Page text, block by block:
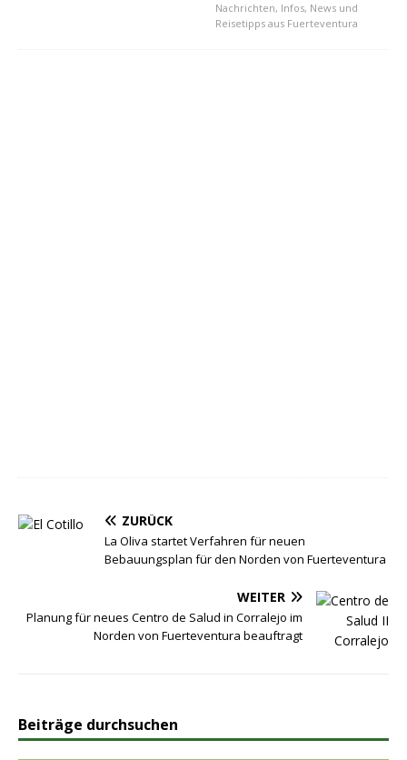
Nachrichten, Infos, News und
Reisetipps aus Fuerteventura
ZURÜCK
La Oliva startet Verfahren für neuen
Bebauungsplan für den Norden von Fuerteventura
WEITER
Planung für neues Centro de Salud in Corralejo im
Norden von Fuerteventura beauftragt
Beiträge durchsuchen